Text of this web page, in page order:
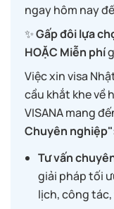
ngay hôm nay
✨Gấp đôi lựa
HOẶC Miễn phí
Việc xin visa
cầu khắt khe về
VISANA mang
Chuyên nghiệp"
Tư vấn
giải pháp tối
lịch, công